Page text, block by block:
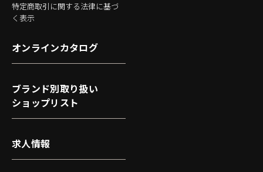
特定商取引に関する法律に基づ
く表示
オンラインカタログ
ブランド別取り扱い
ショップリスト
求人情報